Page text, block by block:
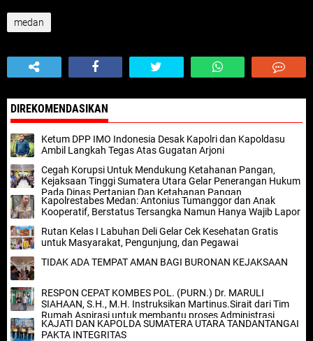
medan
DIREKOMENDASIKAN
Ketum DPP IMO Indonesia Desak Kapolri dan Kapoldasu
Ambil Langkah Tegas Atas Gugatan Arjoni
Cegah Korupsi Untuk Mendukung Ketahanan Pangan,
Kejaksaan Tinggi Sumatera Utara Gelar Penerangan Hukum
Pada Dinas Pertanian Dan Ketahanan Pangan
Kapolrestabes Medan: Antonius Tumanggor dan Anak
Kooperatif, Berstatus Tersangka Namun Hanya Wajib Lapor
Rutan Kelas I Labuhan Deli Gelar Cek Kesehatan Gratis
untuk Masyarakat, Pengunjung, dan Pegawai
TIDAK ADA TEMPAT AMAN BAGI BURONAN KEJAKSAAN
RESPON CEPAT KOMBES POL. (PURN.) Dr. MARULI
SIAHAAN, S.H., M.H. Instruksikan Martinus.Sirait dari Tim
Rumah Aspirasi untuk membantu proses Administrasi
Kesehatan
KAJATI DAN KAPOLDA SUMATERA UTARA TANDANTANGAI
PAKTA INTEGRITAS